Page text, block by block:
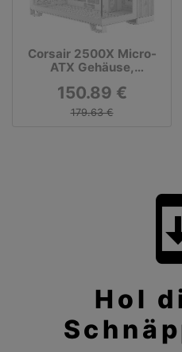
Corsair 2500X Micro-
ATX Gehäuse,
bambusholz
150.89 €
179.63 €
Hol